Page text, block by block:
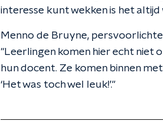
interesse kunt wekken is het altijd
Menno de Bruyne,
"Leerlingen komen hier echt niet
hun docent. Ze komen binnen
‘Het was toch wel leuk!’."